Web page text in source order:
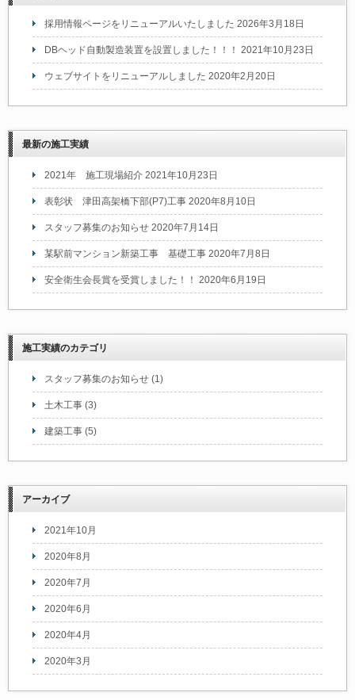
採用情報ページをリニューアルいたしました 2026年3月18日
DBヘッド自動製造装置を設置しました！！！ 2021年10月23日
ウェブサイトをリニューアルしました 2020年2月20日
最新の施工実績
2021年 施工現場紹介 2021年10月23日
表彰状 津田高架橋下部(P7)工事 2020年8月10日
スタッフ募集のお知らせ 2020年7月14日
某駅前マンション新築工事 基礎工事 2020年7月8日
安全衛生会長賞を受賞しました！！ 2020年6月19日
施工実績のカテゴリ
スタッフ募集のお知らせ (1)
土木工事 (3)
建築工事 (5)
アーカイブ
2021年10月
2020年8月
2020年7月
2020年6月
2020年4月
2020年3月